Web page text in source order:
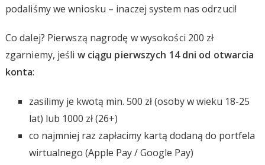
podaliśmy we wniosku – inaczej system nas odrzuci!
Co dalej? Pierwszą nagrodę w wysokości 200 zł
zgarniemy, jeśli w ciągu pierwszych 14 dni od otwarcia
konta:
zasilimy je kwotą min. 500 zł (osoby w wieku 18-25
lat) lub 1000 zł (26+)
co najmniej raz zapłacimy kartą dodaną do portfela
wirtualnego (Apple Pay / Google Pay)